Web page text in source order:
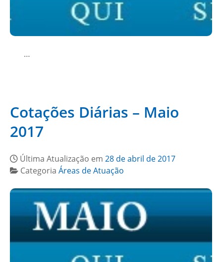
…
Cotações Diárias – Maio
2017
Última Atualização em 28 de abril de 2017
Categoria Áreas de Atuação